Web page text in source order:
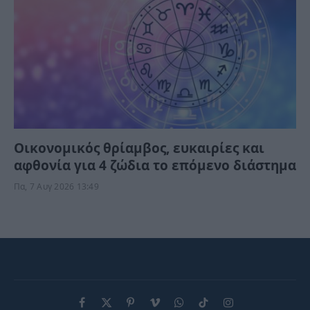
Οικονομικός θρίαμβος, ευκαιρίες και
αφθονία για 4 ζώδια το επόμενο διάστημα
Πα, 7 Αυγ 2026 13:49